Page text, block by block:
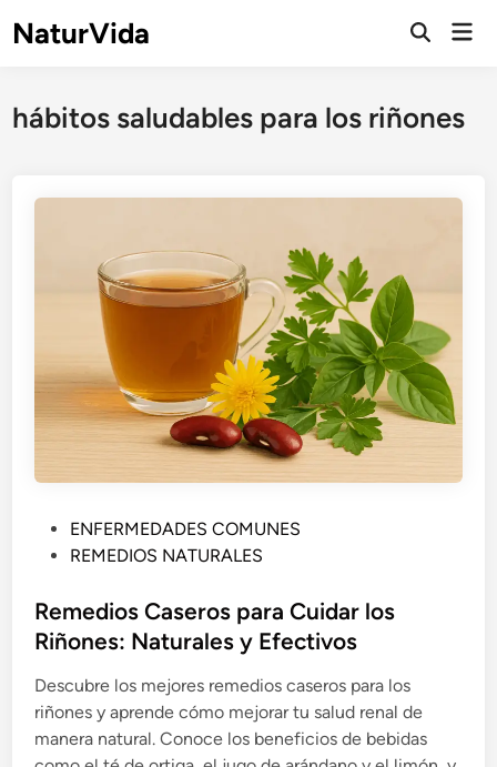
NaturVida
Abrir
hábitos saludables para los riñones
l
i
a
d
o
ENFERMEDADES COMUNES
REMEDIOS NATURALES
Remedios Caseros para Cuidar los
Riñones: Naturales y Efectivos
Descubre los mejores remedios caseros para los
riñones y aprende cómo mejorar tu salud renal de
manera natural. Conoce los beneficios de bebidas